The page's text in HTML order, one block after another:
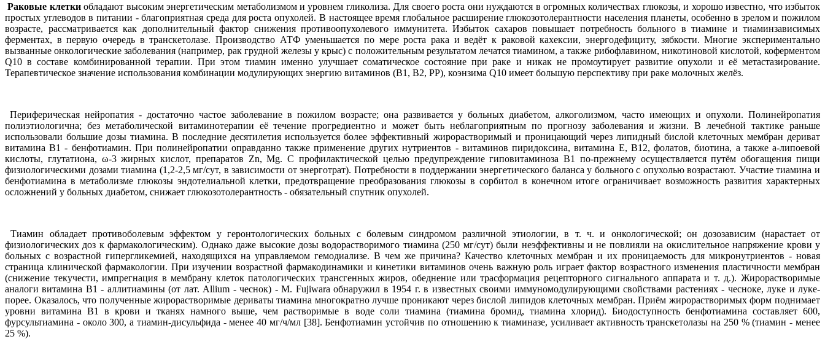
Раковые клеткиобладают высоким энергетическим метаболизмом и уровнем гликолиза. Для своего роста они нуждаются в огромных количествах глюкозы, и хорошо известно, что избыток
простых углеводов в питании - благоприятная среда для роста опухолей. В настоящее время глобальное расширение глюкозотолерантности населения планеты, особенно в зрелом и пожилом
возрасте, рассматривается как дополнительный фактор снижения противоопухолевого иммунитета. Избыток сахаров повышает потребность больного в тиамине и тиаминзависимых
ферментах, в первую очередь в транскетолазе. Производство АТФ уменьшается по мере роста рака и ведёт к раковой кахексии, энергодефициту, зябкости. Многие экспериментально
вызванные онкологические заболевания (например, рак грудной железы у крыс) с положительным результатом лечатся тиамином, а также рибофлавином, никотиновой кислотой, коферментом
Q10 в составе комбинированной терапии. При этом тиамин именно улучшает соматическое состояние при раке и никак не промоутирует развитие опухоли и её метастазирование.
Терапевтическое значение использования комбинации модулирующих энергию витаминов (В1, В2, РР), коэнзима Q10 имеет большую перспективу при раке молочных желёз.
Периферическая нейропатия - достаточно частое заболевание в пожилом возрасте; она развивается у больных диабетом, алкоголизмом, часто имеющих и опухоли. Полинейропатия
полиэтиологична; без метаболической витаминотерапии её течение прогредиентно и может быть неблагоприятным по прогнозу заболевания и жизни. В лечебной тактике раньше
использовали большие дозы тиамина. В последние десятилетия используется более эффективный жирорастворимый и проницающий через липидный бислой клеточных мембран дериват
витамина В1 - бенфотиамин. При полинейропатии оправданно также применение других нутриентов - витаминов пиридоксина, витамина Е, В12, фолатов, биотина, а также a-липоевой
кислоты, глутатиона, ω-3 жирных кислот, препаратов Zn, Mg. С профилактической целью предупреждение гиповитаминоза В1 по-прежнему осуществляется путём обогащения пищи
физиологическими дозами тиамина (1,2-2,5 мг/сут, в зависимости от энерготрат). Потребности в поддержании энергетического баланса у больного с опухолью возрастают. Участие тиамина и
бенфотиамина в метаболизме глюкозы эндотелиальной клетки, предотвращение преобразования глюкозы в сорбитол в конечном итоге ограничивает возможность развития характерных
осложнений у больных диабетом, снижает глюкозотолерантность - обязательный спутник опухолей.
Тиамин обладает противоболевым эффектом у геронтологических больных с болевым синдромом различной этиологии, в т. ч. и онкологической; он дозозависим (нарастает от
физиологических доз к фармакологическим). Однако даже высокие дозы водорастворимого тиамина (250 мг/сут) были неэффективны и не повлияли на окислительное напряжение крови у
больных с возрастной гипергликемией, находящихся на управляемом гемодиализе. В чем же причина? Качество клеточных мембран и их проницаемость для микронутриентов - новая
страница клинической фармакологии. При изучении возрастной фармакодинамики и кинетики витаминов очень важную роль играет фактор возрастного изменения пластичности мембран
(снижение текучести, импрегнация в мембрану клеток патологических трансгенных жиров, обеднение или трасформация рецепторного сигнального аппарата и т. д.). Жирорастворимые
аналоги витамина В1 - аллитиамины (от лат. Allium - чеснок) - М. Fujiwara обнаружил в 1954 г. в известных своими иммуномодулирующими свойствами растениях - чесноке, луке и луке-
порее. Оказалось, что полученные жирорастворимые дериваты тиамина многократно лучше проникают через бислой липидов клеточных мембран. Приём жирорастворимых форм поднимает
уровни витамина В1 в крови и тканях намного выше, чем растворимые в воде соли тиамина (тиамина бромид, тиамина хлорид). Биодоступность бенфотиамина составляет 600,
фурсультиамина - около 300, а тиамин-дисульфида - менее 40 мг/ч/мл [38]. Бенфотиамин устойчив по отношению к тиаминазе, усиливает активность транскетолазы на 250 % (тиамин - менее
25 %).